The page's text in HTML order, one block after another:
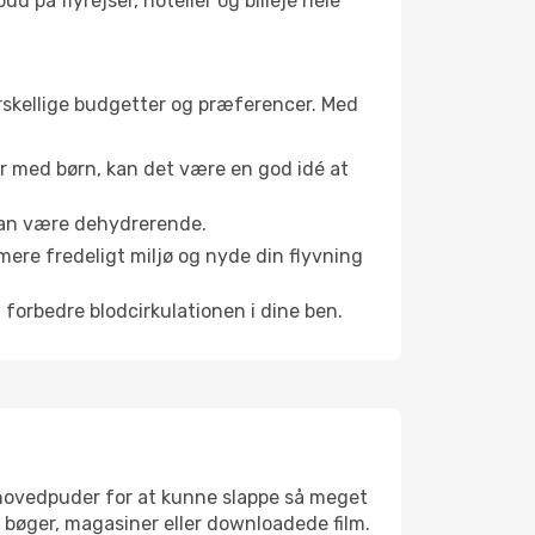
budgetter og præferencer. Med
børn, kan det være en god idé at
være dehydrerende.
fredeligt miljø og nyde din flyvning
blodcirkulationen i dine ben.
for at kunne slappe så meget
magasiner eller downloadede film.